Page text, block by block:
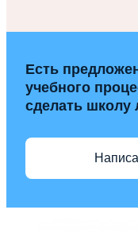
Есть
учебного
сделать школу